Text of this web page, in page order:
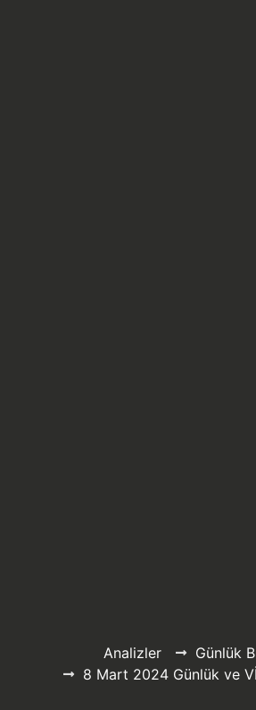
Analizler
Günlük
8 Mart 2024 Günlük ve